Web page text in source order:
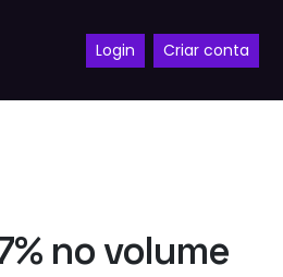
Login Criar conta
no volume